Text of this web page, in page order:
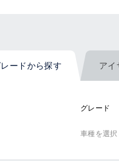
ードから探す アイ
グレード